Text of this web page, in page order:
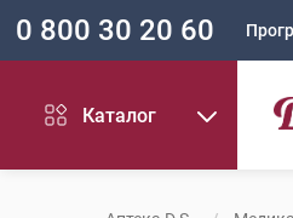
0 800 30 20 60
Каталог